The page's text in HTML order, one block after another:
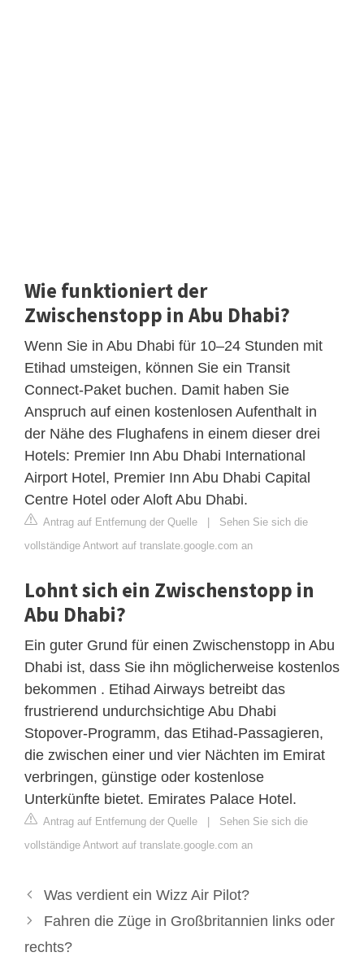
Wie funktioniert der
Zwischenstopp in Abu Dhabi?
Wenn Sie in Abu Dhabi für 10–24 Stunden mit
Etihad umsteigen, können Sie ein Transit
Connect-Paket buchen. Damit haben Sie
Anspruch auf einen kostenlosen Aufenthalt in
der Nähe des Flughafens in einem dieser drei
Hotels: Premier Inn Abu Dhabi International
Airport Hotel, Premier Inn Abu Dhabi Capital
Centre Hotel oder Aloft Abu Dhabi.
Antrag auf Entfernung der Quelle | Sehen Sie sich die
vollständige Antwort auf translate.google.com an
Lohnt sich ein Zwischenstopp in
Abu Dhabi?
Ein guter Grund für einen Zwischenstopp in Abu
Dhabi ist, dass Sie ihn möglicherweise kostenlos
bekommen . Etihad Airways betreibt das
frustrierend undurchsichtige Abu Dhabi
Stopover-Programm, das Etihad-Passagieren,
die zwischen einer und vier Nächten im Emirat
verbringen, günstige oder kostenlose
Unterkünfte bietet. Emirates Palace Hotel.
Antrag auf Entfernung der Quelle | Sehen Sie sich die
vollständige Antwort auf translate.google.com an
Was verdient ein Wizz Air Pilot?
Fahren die Züge in Großbritannien links oder
rechts?